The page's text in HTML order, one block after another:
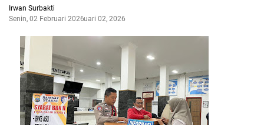
Irwan Surbakti
Senin, 02 Februari 2026Februari 02, 2026